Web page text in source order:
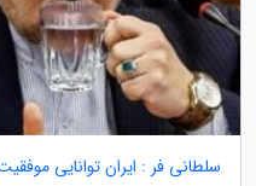
سلطانی فر : ایران توانایی